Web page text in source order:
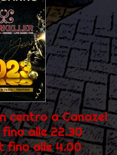
centro a Canazei
alle 22.30
fino alle 4.00